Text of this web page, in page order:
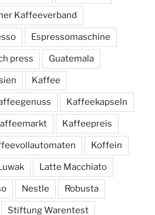
Kaffeeverband
Espressomaschine
press Guatemala
Kaffee
Kaffeekapseln
Kaffeepreis
Koffein
Latte Macchiato
Nestle Robusta
Stiftung Warentest